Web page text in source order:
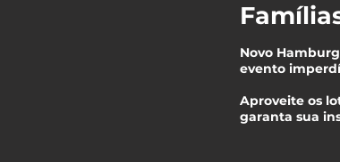
Novo
evento
Aproveite os
garanta sua